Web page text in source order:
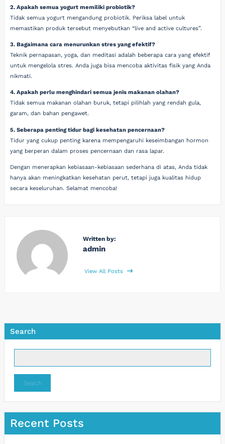
2. Apakah semua yogurt memiliki probiotik?
Tidak semua yogurt mengandung probiotik. Periksa label untuk
memastikan produk tersebut menyebutkan “live and active cultures”.
3. Bagaimana cara menurunkan stres yang efektif?
Teknik pernapasan, yoga, dan meditasi adalah beberapa cara yang efektif
untuk mengelola stres. Anda juga bisa mencoba aktivitas fisik yang Anda
nikmati.
4. Apakah perlu menghindari semua jenis makanan olahan?
Tidak semua makanan olahan buruk, tetapi pilihlah yang rendah gula,
garam, dan bahan pengawet.
5. Seberapa penting tidur bagi kesehatan pencernaan?
Tidur yang cukup penting karena mempengaruhi keseimbangan hormon
yang berperan dalam proses pencernaan dan rasa lapar.
Dengan menerapkan kebiasaan-kebiasaan sederhana di atas, Anda tidak
hanya akan meningkatkan kesehatan perut, tetapi juga kualitas hidup
secara keseluruhan. Selamat mencoba!
Written by:
admin
View All Posts
Search
Search
Recent Posts